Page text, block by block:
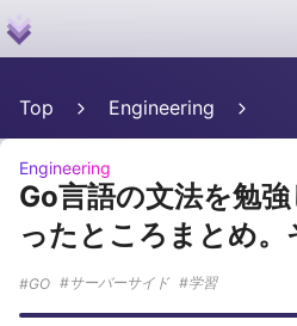
Top Engineering
Engineering
Go言語の文法を勉
ったところまとめ。
GO サーバーサイド 学習